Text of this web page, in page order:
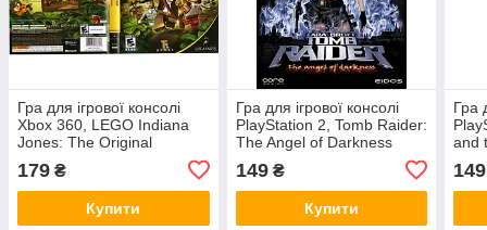
Гра для ігрової консолі
Xbox 360, LEGO Indiana
Jones: The Original
Adventures (LT 3.0, LT 2.0)
179 ₴
Купити
Гра для ігрової консолі
PlayStation 2, Tomb Raider:
The Angel of Darkness
149₴
Купити
Гра
and
149